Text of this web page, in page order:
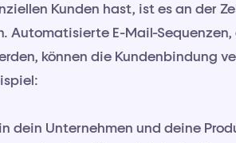
Kunden hast, ist es an der
Automatisierte E-Mail-
können die Kundenbindung
dein Unternehmen und deine